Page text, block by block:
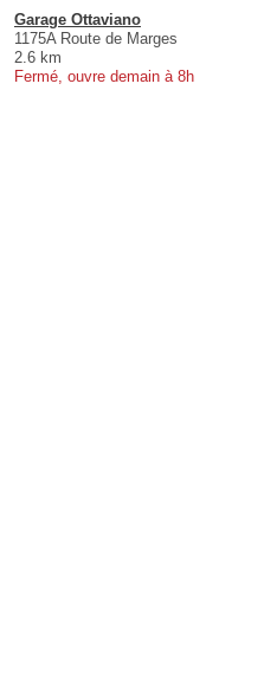
Garage Ottaviano
1175A Route de Marges
2.6 km
Fermé, ouvre demain à 8h